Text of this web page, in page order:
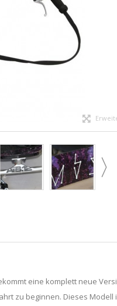
eine komplett neue
zu beginnen. Dieses